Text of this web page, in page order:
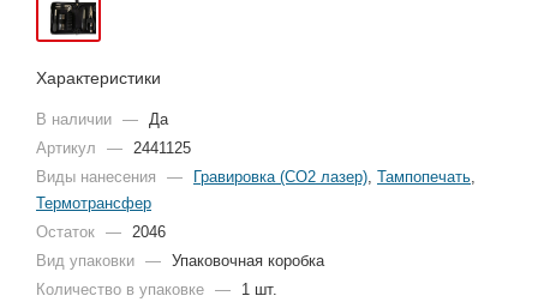
Характеристики
В наличии —
Да
Артикул
—
2441125
Виды нанесения
— Гравировка (CO2 лазер) Тампопечать
Термотрансфер
Остаток —
2046
Вид упаковки — Упаковочная коробка
Количество в упаковке — 1 шт.